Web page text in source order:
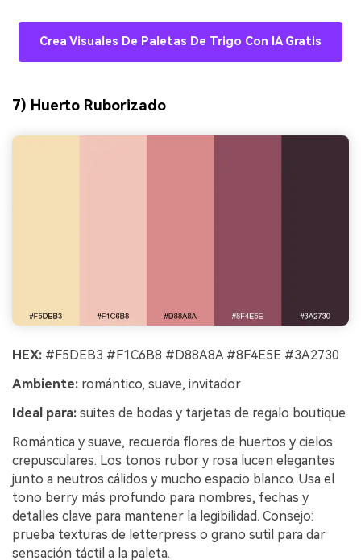
Crea Visuales De Paletas De Trigo Con IA Gratis
7) Huerto Ruborizado
HEX: #F5DEB3 #F1C6B8 #D88A8A #8F4E5E #3A2730
Ambiente: romántico, suave, invitador
Ideal para: suites de bodas y tarjetas de regalo boutique
Romántica y suave, recuerda flores de huertos y cielos
crepusculares. Los tonos rubor y rosa lucen elegantes
junto a neutros cálidos y mucho espacio blanco. Usa el
tono berry más profundo para nombres, fechas y
detalles clave para mantener la legibilidad. Consejo:
prueba texturas de letterpress o grano sutil para dar
sensación táctil a la paleta.